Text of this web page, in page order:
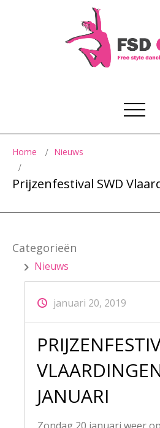
Home Nieuws
Prijzenfestival SWD
Categorieën
Nieuws
januari 20, 2019
JANUARI